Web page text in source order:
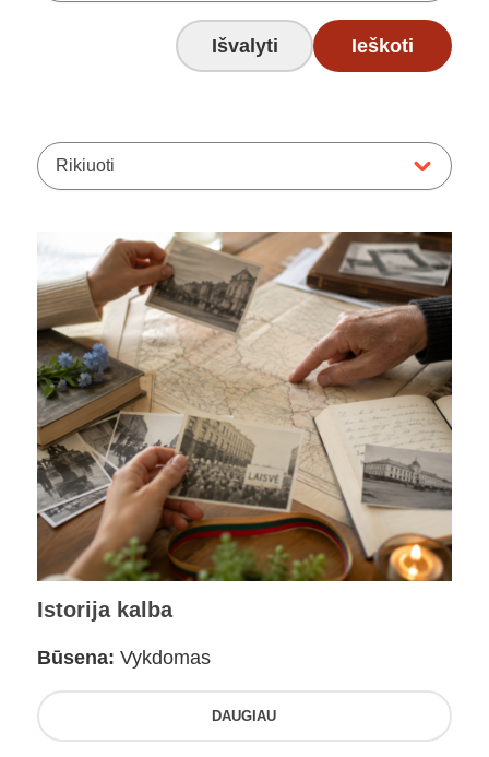
Išvalyti Ieškoti
Rikiuoti
Istorija kalba
Būsena: Vykdomas
DAUGIAU